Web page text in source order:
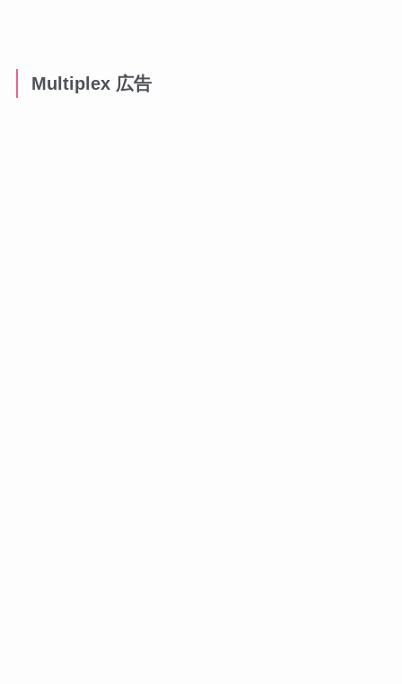
Multiplex 広告